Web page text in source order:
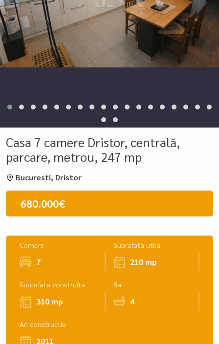
Casa 7 camere Dristor, centrală,
parcare, metrou, 247 mp
Bucuresti, Dristor
680.000€
Camere
7
Suprafata utila
210 mp
Suprafata construita
310 mp
Bai
4
An constructie
2011